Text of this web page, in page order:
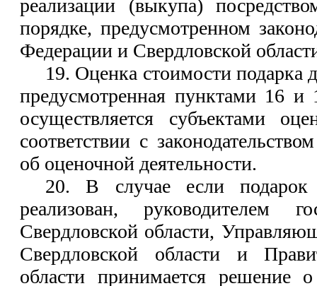
реализации (выкупа)
порядке, предусмотренном
Федерации и Свердловской
19. Оценка стоимости подарка
предусмотренная пунктами 16 и
осуществляется субъектами
соответствии с
об оценочной деятельности.
20. В случае если
реализован, руководителем
Свердловской области,
Свердловской области и
области принимается решение